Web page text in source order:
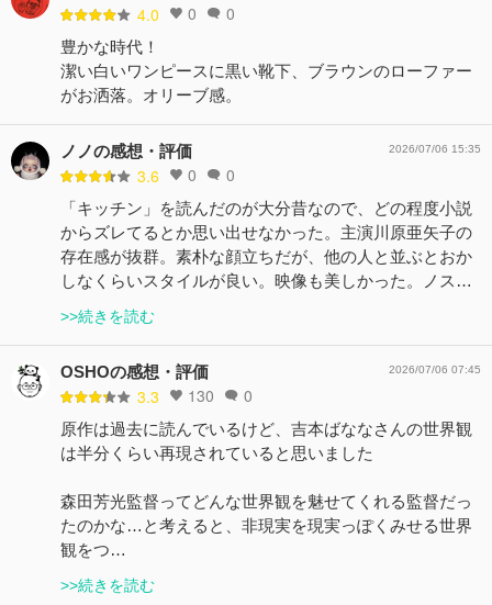
4.0 0 0
豊かな時代！
潔い白いワンピースに黒い靴下、ブラウンのローファー
がお洒落。オリーブ感。
ノノの感想・評価
3.6 0 0
2026/07/06 15:35
「キッチン」を読んだのが大分昔なので、どの程度小説
からズレてるとか思い出せなかった。主演川原亜矢子の
存在感が抜群。素朴な顔立ちだが、他の人と並ぶとおか
しなくらいスタイルが良い。映像も美しかった。ノス…
>>続きを読む
OSHOの感想・評価
3.3 130 0
2026/07/06 07:45
原作は過去に読んでいるけど、吉本ばななさんの世界観
は半分くらい再現されていると思いました
森田芳光監督ってどんな世界観を魅せてくれる監督だっ
たのかな…と考えると、非現実を現実っぽくみせる世界
観をつ…
>>続きを読む